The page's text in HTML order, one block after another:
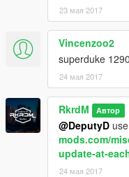
23 мая 2017
Vincenzoo2
superduke
24 мая 2017
RkrdM Автор
@DeputyD
mods.com/
update-at-
24 мая 2017